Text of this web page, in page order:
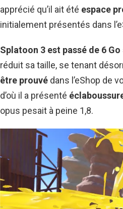
apprécié qu’il ait été espace
initialement présentés dans
Splatoon 3 est passé de 6 Go
réduit sa taille, se tenant
être prouvé dans l’eShop de
d’où il a présenté
opus pesait à peine 1,8.